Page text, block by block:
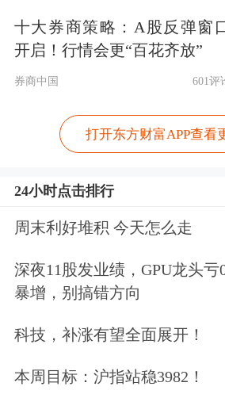
公司2025年会将业务重
电路关键核心领域，把
制程提供材料、设备、
司的核心业务。在设备
高端装备离子注入机领
业企业正加速整合双方
司将密切跟踪市场动态，
化合作，进一步完善产业
十大券商策略：A股反弹窗
开启！行情会更“百花齐放”
券商中国 601评
打开东方财富APP查看
24小时点击排行
周末利好堆积 今天怎么走
深夜11股发业绩，GPU龙头亏
暴增，别搞错方向
科技，补涨有望全面展开！
本周目标：沪指站稳3982！